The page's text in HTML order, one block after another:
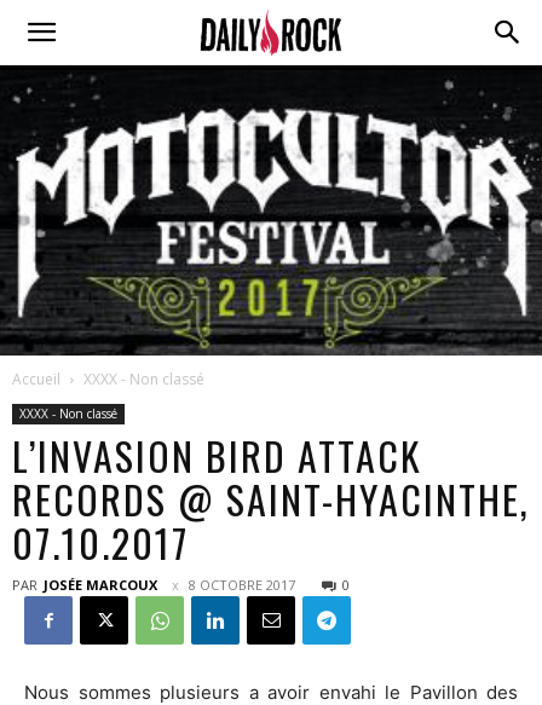
Accueil XXXX - Non classé
XXXX - Non classé
L’INVASION BIRD ATTACK
RECORDS @ SAINT-HYACINTHE,
07.10.2017
PAR JOSÉE MARCOUX 8 OCTOBRE 2017 0
Nous sommes plusieurs a avoir envahi le Pavillon des